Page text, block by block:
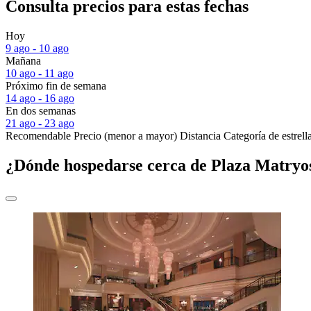
Consulta precios para estas fechas
Hoy
9 ago - 10 ago
Mañana
10 ago - 11 ago
Próximo fin de semana
14 ago - 16 ago
En dos semanas
21 ago - 23 ago
Recomendable Precio (menor a mayor) Distancia Categoría de
¿Dónde hospedarse cerca de Plaza